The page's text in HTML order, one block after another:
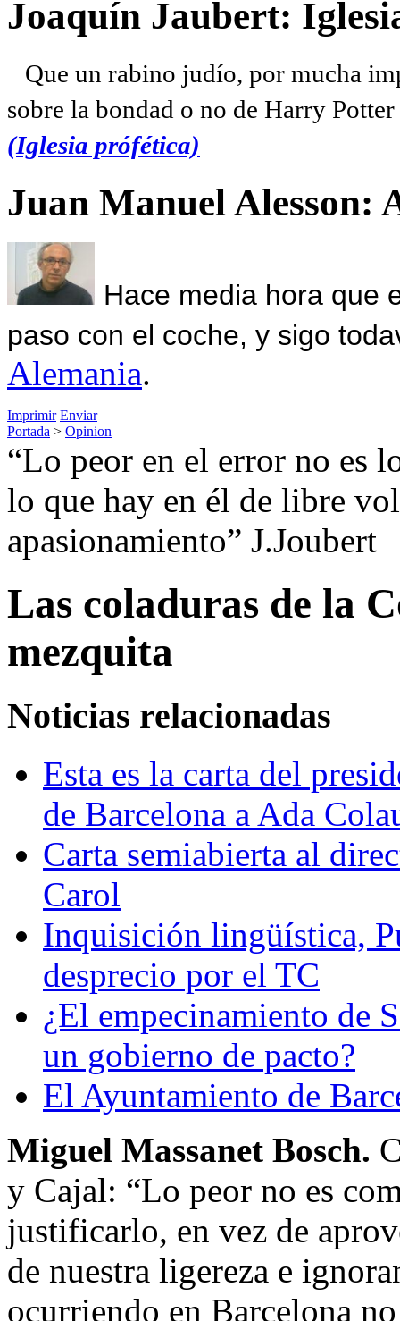
Joaquín Jaubert:
Que un rabino judío, por mucha
sobre la bondad o no de Harry
(Iglesia prófética)
Juan Manuel Alesson:
Hace media hora que
paso con el coche, y sigo
Alemania.
Imprimir Enviar
Portada > Opinion
“Lo peor en el error no es
lo que hay en él de libre
apasionamiento” J.Joubert
Las coladuras de la
mezquita
Noticias relacionadas
Esta es la carta del
de Barcelona a Ada
Carta semiabierta al
Carol
Inquisición lingüística,
desprecio por el TC
¿El empecinamiento de
un gobierno de pacto?
El Ayuntamiento de
Miguel Massanet Bosch.
y Cajal: “Lo peor no es
justificarlo, en vez de
de nuestra ligereza e
ocurriendo en Barcelona